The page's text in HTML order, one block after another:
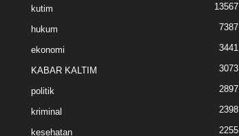
kutim 13567
hukum 7387
ekonomi 3441
KABAR KALTIM 3073
politik 2897
kriminal 2398
kesehatan 2255